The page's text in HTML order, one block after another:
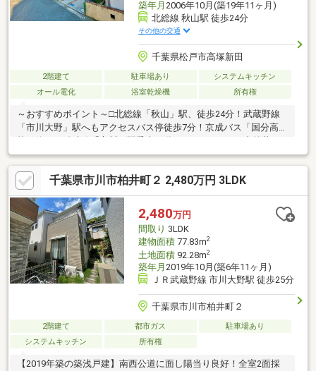
築年月 2006年10月(築19年11ヶ月)
北総線 秋山駅 徒歩24分
その他の交通
千葉県松戸市高塚新田
2階建て 駐車場あり
システムキッチン
オール電化
浴室乾燥機 所有権
～おすすめポイント～□北総線「秋山」駅、徒歩24分！武蔵野線
「市川大野」駅へもアクセスバス停徒歩7分！京成バス「国分高
校」停から総武線「市川」駅乗車18分にてアクセス！□内外装リ
フォーム実施済み！外壁塗装、屋根高圧洗浄、シロアリ防蟻、外
構・土間洗浄、エコキュート交換、ユニットバス新規、洗面台新
規、トイレ新規、畳表替え、クロス交換、クッションフロア貼
替、フロアリぺア、モニター付きインターホン新規、照明交換、
ハウスクリーニング、エアコン（2023年式）1台□大型開発分譲
地、閑静な住宅街で落ち着いた住環境がございます。□道の駅
「いちかわ」大型の施設になります！春の時期には、こいのぼり
フェス開催
千葉県市川市柏井町２ 2,480万円 3LDK
2,480万円
間取り 3LDK
建物面積77.83m2
土地面積92.28m2
築年月 2019年10月(築6年11ヶ月)
ＪＲ武蔵野線 市川大野駅 徒歩25分
千葉県市川市柏井町２
2階建て 都市ガス
駐車場あり
システムキッチン
所有権
【2019年築の築浅戸建】南西公道に面し陽当り良好！全室2面採